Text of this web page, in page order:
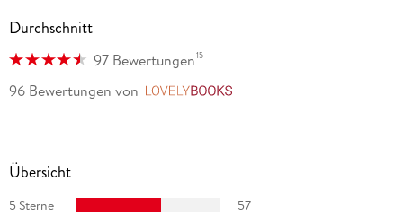
Durchschnitt
97 Bewertungen15
96 Bewertungen von
Übersicht
5 Sterne
57